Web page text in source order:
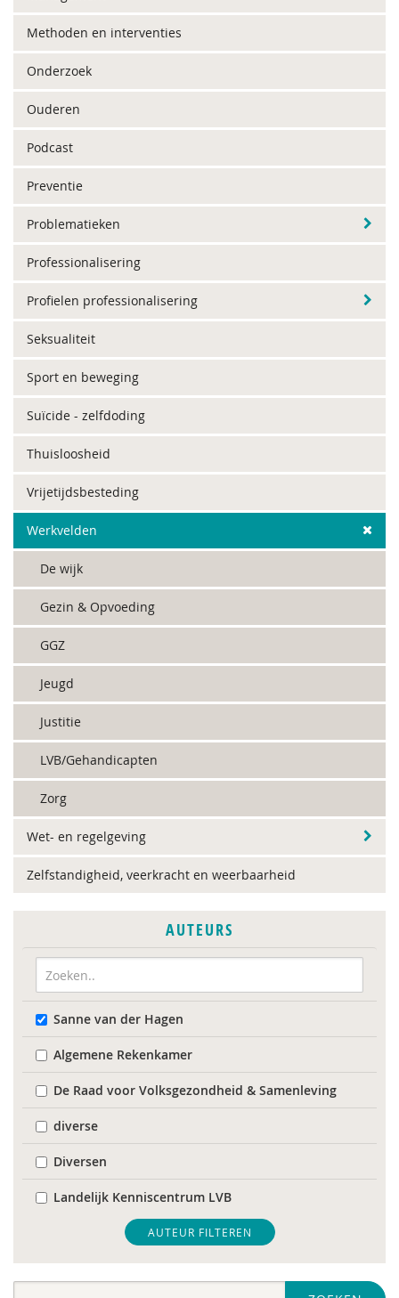
Methoden en interventies
Onderzoek
Ouderen
Podcast
Preventie
Problematieken
Professionalisering
Profielen professionalisering
Seksualiteit
Sport en beweging
Suïcide - zelfdoding
Thuisloosheid
Vrijetijdsbesteding
Werkvelden
De wijk
Gezin & Opvoeding
GGZ
Jeugd
Justitie
LVB/Gehandicapten
Zorg
Wet- en regelgeving
Zelfstandigheid, veerkracht en weerbaarheid
AUTEURS
Sanne van der Hagen
Algemene Rekenkamer
De Raad voor Volksgezondheid & Samenleving
diverse
Diversen
Landelijk Kenniscentrum LVB
Mariëlle Bruning
Mentale gezondheidsnetwerken
AUTEUR FILTEREN